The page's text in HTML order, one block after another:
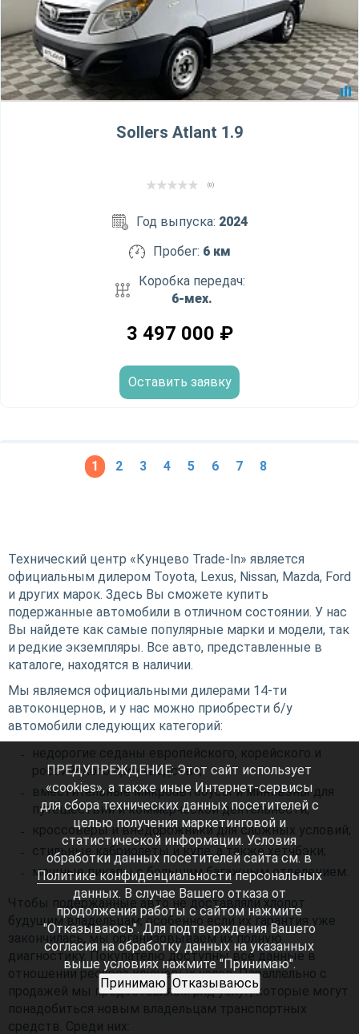
Sollers Atlant 1.9
(0)
Год выпуска: 2024
Пробег: 6 км
Коробка передач:
6-мех.
3 497 000 ₽
Оставить заявку
1 2 3 4 5 6 7 8
Технический центр «Кунцево Trade-In» является
официальным дилером Toyota, Lexus, Nissan, Mazda, Ford
и других марок. Здесь Вы сможете купить
подержанные автомобили в отличном состоянии. У нас
Вы найдете как самые популярные марки и модели, так
и редкие экземпляры. Все авто, представленные в
каталоге, находятся в наличии.
Мы являемся официальными дилерами 14-ти
автоконцернов, и у нас можно приобрести б/у
автомобили следующих категорий:
недорогие седаны европейского, корейского и
российского производства;
вместительные микроавтобусы и минивэны для
путешествий и коммерческой деятельности;
кроссоверы и внедорожники для сложных условий;
стильные кабриолеты и купе, а также хетчбэки;
мощные пикапы с большим багажным отделением.
Чтобы подержанные авто не доставляли хлопот
будущим владельцам, особенно если их гарантия уже
закончилась, мы организовываем их полную
диагностику. Покупателю доступны все данные в
отношении ресурса ключевых узлов. Параллельно с
продажей мы предоставляем ряд услуг, которые могут
понадобиться новым владельцам транспортных
средств. Среди них:
ПРЕДУПРЕЖДЕНИЕ: Этот сайт использует
«cookies», а также иные Интернет-сервисы
для сбора технических данных посетителей с
целью получения маркетинговой и
статистической информации. Условия
обработки данных посетителей сайта см. в
Политике конфиденциальностиперсональных
данных. В случае Вашего отказа от
продолжения работы с сайтом нажмите
"Отказываюсь". Для подтверждения Вашего
согласия на обработку данных на указанных
выше условиях нажмите "Принимаю".
Принимаю Отказываюсь